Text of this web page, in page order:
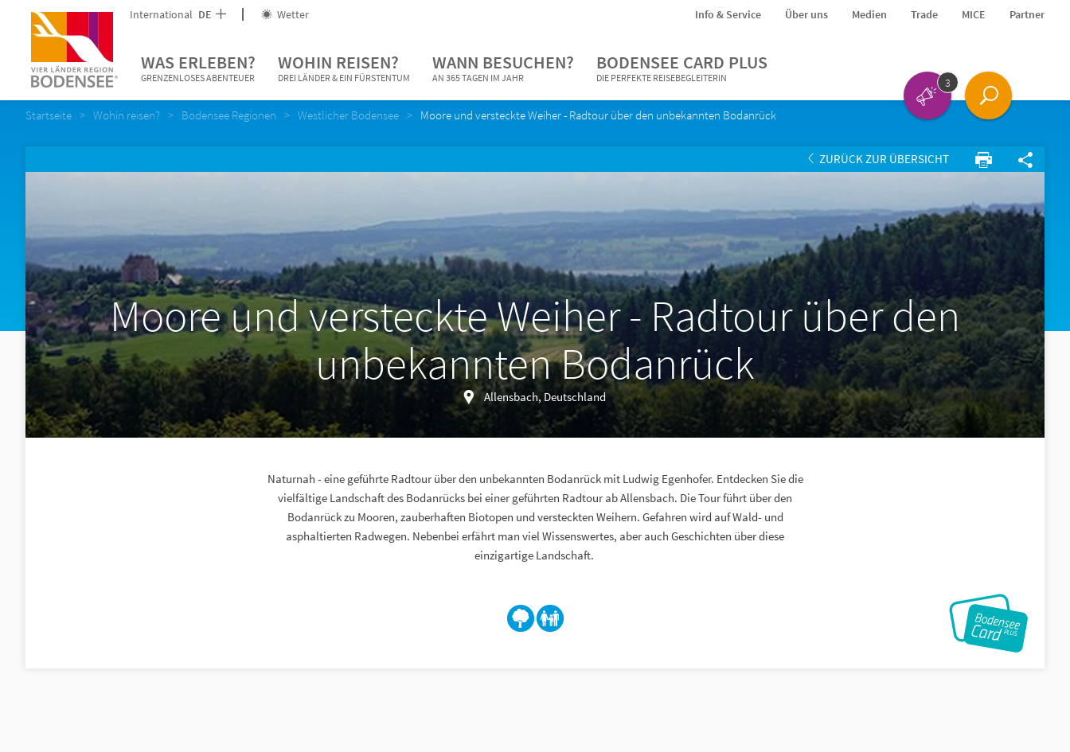
International DE Wetter Info & Service Über uns Medien Trade MICE Partner
WAS ERLEBEN?
GRENZENLOSES ABENTEUER
WOHIN REISEN?
DREI LÄNDER & EIN FÜRSTENTUM
WANN BESUCHEN?
AN 365 TAGEN IM JAHR
BODENSEE CARD PLUS
DIE PERFEKTE REISEBEGLEITERIN 3
Startseite Wohin reisen? Bodensee Regionen Westlicher Bodensee Moore und versteckte Weiher - Radtour über den unbekannten Bodanrück
ZURÜCK ZUR ÜBERSICHT
Moore und versteckte Weiher - Radtour über den
unbekannten Bodanrück
Allensbach, Deutschland
Naturnah - eine geführte Radtour über den unbekannten Bodanrück mit Ludwig Egenhofer. Entdecken Sie die
vielfältige Landschaft des Bodanrücks bei einer geführten Radtour ab Allensbach. Die Tour führt über den
Bodanrück zu Mooren, zauberhaften Biotopen und versteckten Weihern. Gefahren wird auf Wald- und
asphaltierten Radwegen. Nebenbei erfährt man viel Wissenswertes, aber auch Geschichten über diese
einzigartige Landschaft.